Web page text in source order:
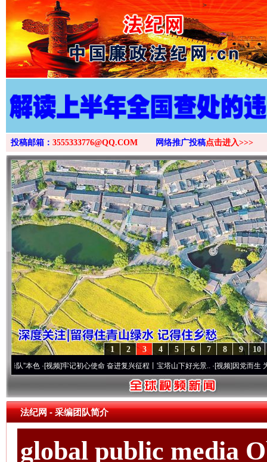
>
投稿邮箱： 3555333776@QQ.COM 网络推广投稿点击进入>>>
10
9
8
7
6
5
4
3
2
1
·[视频]牢记初心使命 奋进复兴征程丨宝塔山下好光景..·[视频]因党而生 为党而
法纪网-采编团队简介
global public media